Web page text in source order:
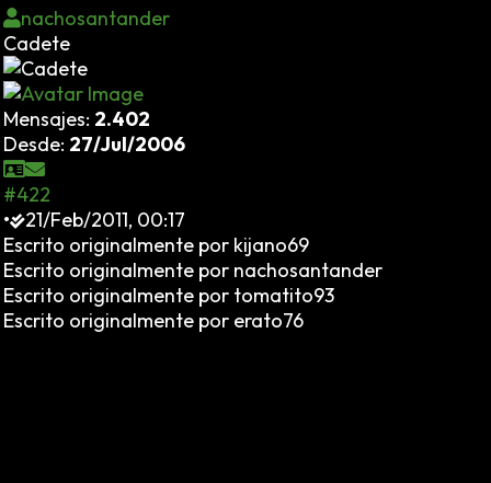
nachosantander
Cadete
Mensajes: 2.402
Desde: 27/Jul/2006
#422
•
21/Feb/2011, 00:17
Escrito originalmente por kijano69
Escrito originalmente por nachosantander
Escrito originalmente por tomatito93
Escrito originalmente por erato76